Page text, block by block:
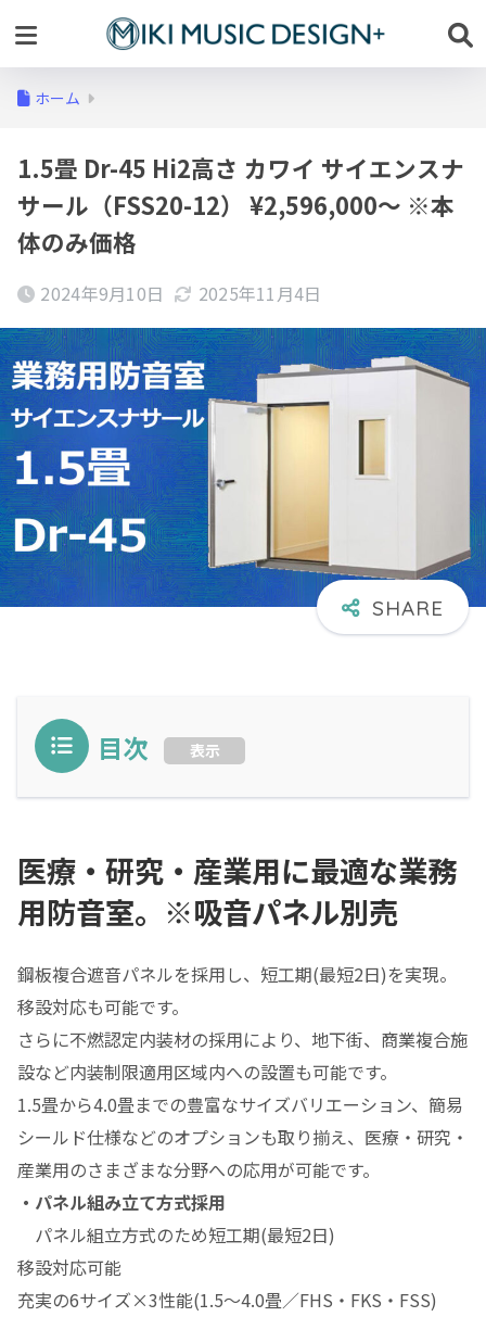
ホーム
1.5畳 Dr-45 Hi2高さ カワイ サイエンスナ
サール（FSS20-12） ¥2,596,000～ ※本
体のみ価格
2024年9月10日 2025年11月4日
目次 表示
医療・研究・産業用に最適な業務
用防音室。※吸音パネル別売
鋼板複合遮音パネルを採用し、短工期(最短2日)を実現。
移設対応も可能です。
さらに不燃認定内装材の採用により、地下街、商業複合施
設など内装制限適用区域内への設置も可能です。
1.5畳から4.0畳までの豊富なサイズバリエーション、簡易
シールド仕様などのオプションも取り揃え、医療・研究・
産業用のさまざまな分野への応用が可能です。
・パネル組み立て方式採用
パネル組立方式のため短工期(最短2日)
移設対応可能
充実の6サイズ×3性能(1.5～4.0畳／FHS・FKS・FSS)